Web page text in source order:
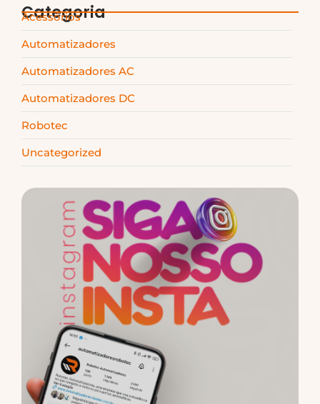
Categoria
Acessórios
Automatizadores
Automatizadores AC
Automatizadores DC
Robotec
Uncategorized